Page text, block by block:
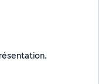
pas encore renseigné ma présentation.